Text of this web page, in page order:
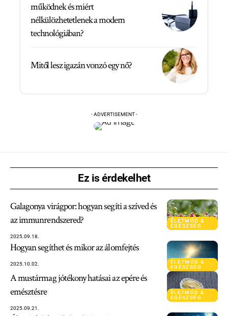
működnek és miért
nélkülözhetetlenek a modern
technológiában?
Mitől lesz igazán vonzó egy nő?
- ADVERTISEMENT -
Ez is érdekelhet
ÉLETMÓD &
EGÉSZSÉG
Galagonya virágpor: hogyan segíti a szíved és
az immunrendszered?
2025.09.18.
ÉLETMÓD &
EGÉSZSÉG
Hogyan segíthet és mikor az álomfejtés
2025.10.02.
ÉLETMÓD &
EGÉSZSÉG
A mustármag jótékony hatásai az epére és
emésztésre
2025.09.21.